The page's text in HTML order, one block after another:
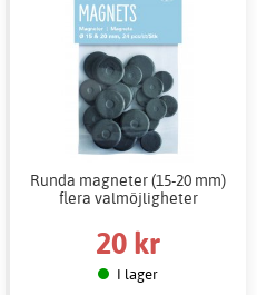
Runda magneter (15-20 mm)
flera valmöjligheter
20 kr
I lager